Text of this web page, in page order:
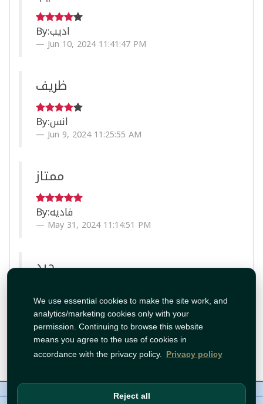
We use essential cookies to make the site work, and
analytics/marketing cookies only with your
permission. Continuing to browse this website
means you agree to the use of cookies in
accordance with the privacy policy. Privacy policy
Reject all
By:اديب
Jun 10, 2024 11:41:47 PM
ظريف
By:انس
Jun 9, 2024 11:25:55 AM
ممتاز
By:فاديه
May 31, 2024 11:14:51 PM
جيد
By:سعيد
May 20, 2024 4:56:23 PM
Load More
About Us
WhatsApp